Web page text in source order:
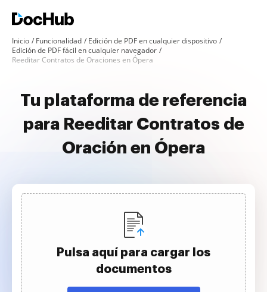
Inicio Funcionalidad
Edición de PDF en cualquier dispositivo
Edición de PDF fácil en cualquier navegador
Reeditar Contratos de Oraciones en Ópera
Tu plataforma de referencia
para Reeditar Contratos de
Oración en Ópera
Pulsa aquí para cargar los
documentos